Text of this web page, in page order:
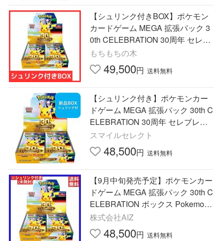
【シュリンク付きBOX】ポケモン
カードゲーム MEGA 拡張パック 3
0th CELEBRATION 30周年 セレブ
レーションボックス
もちもちの木
49,500円 送料無料
【シュリンク付き】ポケモンカー
ドゲーム MEGA 拡張パック 30th C
ELEBRATION 30周年 セレブレー
ション 未開封BOX
スマイルセレクト
48,500円 送料無料
【9月中旬発売予定】ポケモンカー
ドゲーム MEGA 拡張パック 30th C
ELEBRATION ボックス Pokemon
30周年 メガ セレブレーション BO
X
株式会社AIZ
48,500円 送料無料